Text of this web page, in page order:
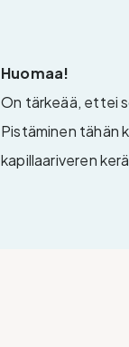
Huomaa!
On tärkeää, ettei
Pistäminen tähän
kapillaariveren